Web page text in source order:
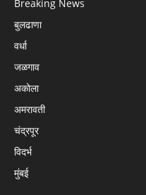
Breaking News
बुलढाणा
वर्धा
जळगाव
अकोला
अमरावती
चंद्रपूर
विदर्भ
मुंबई